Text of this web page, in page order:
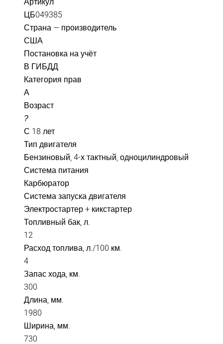
ЦБ049385
Страна — производитель
США
Постановка на учёт
В ГИБДД
Категория прав
А
Возраст
?
С 18 лет
Тип двигателя
Бензиновый, 4-х тактный, одноцилиндровый
Система питания
Карбюратор
Система запуска двигателя
Электростартер + кикстартер
Топливный бак, л.
12
Расход топлива, л./100 км.
4
Запас хода, км.
300
Длина, мм.
1980
Ширина, мм.
730